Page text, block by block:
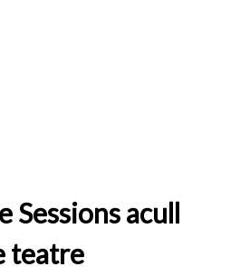
Sessions acull
teatre